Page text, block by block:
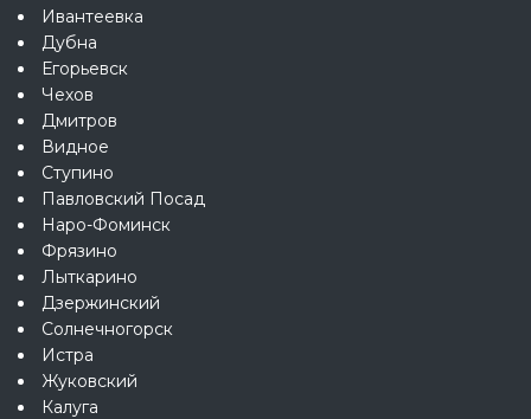
Ивантеевка
Дубна
Егорьевск
Чехов
Дмитров
Видное
Ступино
Павловский Посад
Наро-Фоминск
Фрязино
Лыткарино
Дзержинский
Солнечногорск
Истра
Жуковский
Калуга